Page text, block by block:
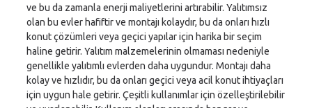
ve bu da zamanla enerji maliyetlerini artırabilir. Yalıtımsız
olan bu evler hafiftir ve montajı kolaydır, bu da onları hızlı
konut çözümleri veya geçici yapılar için harika bir seçim
haline getirir. Yalıtım malzemelerinin olmaması nedeniyle
genellikle yalıtımlı evlerden daha uygundur. Montajı daha
kolay ve hızlıdır, bu da onları geçici veya acil konut ihtiyaçları
için uygun hale getirir. Çeşitli kullanımlar için özelleştirilebilir